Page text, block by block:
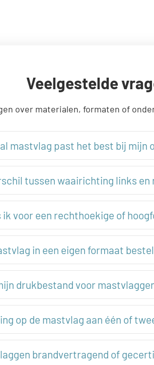
Veelgestelde
over materialen, formaten of
mastvlag past het best bij mijn
tussen waairichting links en
ik voor een rechthoekige of
in een eigen formaat
drukbestand voor
op de mastvlag aan één of
brandvertragend of